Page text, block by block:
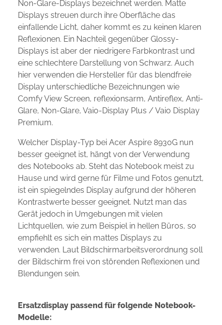
Non-Glare-Displays bezeichnet werden. Matte
Displays streuen durch ihre Oberfläche das
einfallende Licht, daher kommt es zu keinen klaren
Reflexionen. Ein Nachteil gegenüber Glossy-
Displays ist aber der niedrigere Farbkontrast und
eine schlechtere Darstellung von Schwarz. Auch
hier verwenden die Hersteller für das blendfreie
Display unterschiedliche Bezeichnungen wie
Comfy View Screen, reflexionsarm, Antireflex, Anti-
Glare, Non-Glare, Vaio-Display Plus / Vaio Display
Premium.
Welcher Display-Typ bei Acer Aspire 8930G nun
besser geeignet ist, hängt von der Verwendung
des Notebooks ab. Steht das Notebook meist zu
Hause und wird gerne für Filme und Fotos genutzt,
ist ein spiegelndes Display aufgrund der höheren
Kontrastwerte besser geeignet. Nutzt man das
Gerät jedoch in Umgebungen mit vielen
Lichtquellen, wie zum Beispiel in hellen Büros, so
empfiehlt es sich ein mattes Displays zu
verwenden. Laut Bildschirmarbeitsverordnung soll
der Bildschirm frei von störenden Reflexionen und
Blendungen sein.
Ersatzdisplay passend für folgende Notebook-
Modelle: